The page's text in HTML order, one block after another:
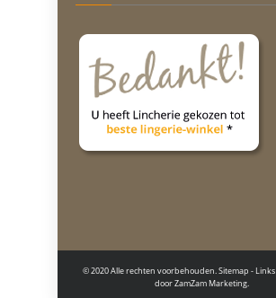
© 2020 Alle rechten voorbehouden.Sitemap - Links
doorZamZam Marketing.